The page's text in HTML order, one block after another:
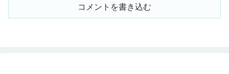
コメントを書き込む